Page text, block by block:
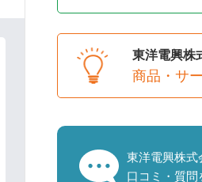
東洋電興株
商品・サ
東洋電興株式
口コミ・質問